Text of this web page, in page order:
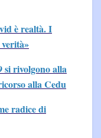
è realtà. I
si rivolgono alla
alla Cedu
radice di